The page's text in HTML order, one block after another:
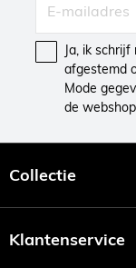
Ja, ik
afgestemd
Mode
de
Collectie
Klantenservice